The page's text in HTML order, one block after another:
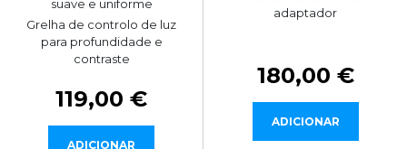
suave e uniforme
Grelha de controlo de luz
para profundidade e
contraste
119,00 €
ADICIONAR
adaptador
180,00 €
ADICIONAR